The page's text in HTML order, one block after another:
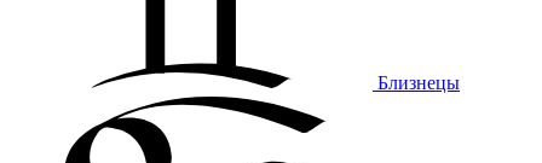
Близнецы